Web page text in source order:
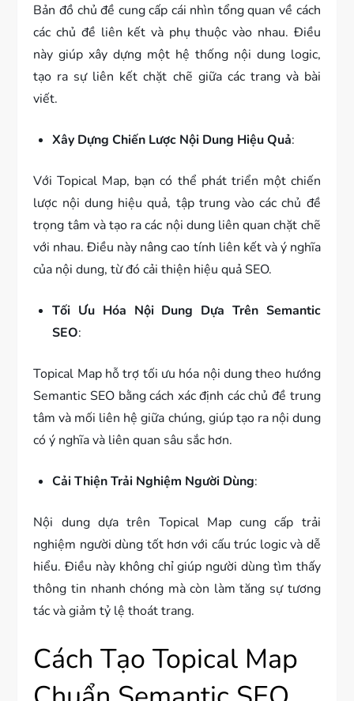
Bản đồ chủ đề cung cấp cái nhìn tổng quan về cách
các chủ đề liên kết và phụ thuộc vào nhau. Điều
này giúp xây dựng một hệ thống nội dung logic,
tạo ra sự liên kết chặt chẽ giữa các trang và bài
viết.
Xây Dựng Chiến Lược Nội Dung Hiệu Quả:
Với Topical Map, bạn có thể phát triển một chiến
lược nội dung hiệu quả, tập trung vào các chủ đề
trọng tâm và tạo ra các nội dung liên quan chặt chẽ
với nhau. Điều này nâng cao tính liên kết và ý nghĩa
của nội dung, từ đó cải thiện hiệu quả SEO.
Tối Ưu Hóa Nội Dung Dựa Trên Semantic
SEO:
Topical Map hỗ trợ tối ưu hóa nội dung theo hướng
Semantic SEO bằng cách xác định các chủ đề trung
tâm và mối liên hệ giữa chúng, giúp tạo ra nội dung
có ý nghĩa và liên quan sâu sắc hơn.
Cải Thiện Trải Nghiệm Người Dùng:
Nội dung dựa trên Topical Map cung cấp trải
nghiệm người dùng tốt hơn với cấu trúc logic và dễ
hiểu. Điều này không chỉ giúp người dùng tìm thấy
thông tin nhanh chóng mà còn làm tăng sự tương
tác và giảm tỷ lệ thoát trang.
Cách Tạo Topical Map